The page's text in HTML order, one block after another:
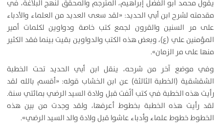
يقول محمد أبو الفضل إبراهيم، المترجم والمحقق لنهج البلاغة، في
مقدمته لشرح ابن أبي الحديد: «لقد سعى العديد من العلماء والأدباء
على مر السنين والقرون لجمع كتب خاصة ودواوين لكلمات أمير
المؤمنين علي (ع)، وبعض هذه الكتب والدواوين بقيت بينما فقد الكثير
منها على مر الزمان».
وفي موضع آخر من شرحه، ينقل ابن أبي الحديد تحت الخطبة
الشقشقية (الخطبة الثالثة) عن ابن الخشاب قوله: «أقسم بالله لقد
رأيت هذه الخطبة في كتب ألّفت قبل ولادة السيد الرضي بمائتي سنة.
لقد رأيت هذه الخطبة بخطوط أعرفها، ولقد وجدت من بين هذه
الخطوط خطوط علماء وأدباء عاشوا قبل ولادة والد السيد الرضي».